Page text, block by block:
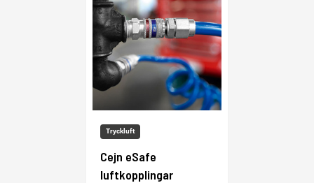
Tryckluft
Cejn eSafe
luftkopplingar